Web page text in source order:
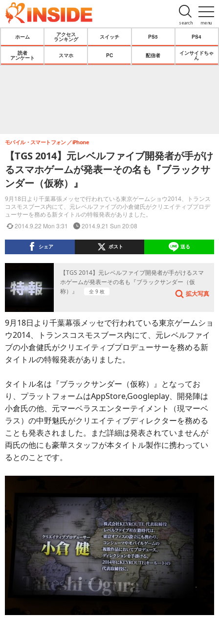
menu
search
ホーム
アクセス
ランキング
スイッチ PS5 PS4
読者
アンケート
スマホ PC 配信者
インサイドちゃ
ん
【TGS 2014】元レベルファイブ開発者が手がけ
るスマホゲームが発表ーその名も『ブラックサ
ンダー（仮称）』
9月18日より千葉幕張メッセで行われている東京ゲームショウ2014、トランス
コスモスブース内にて、元レベルファイブの小倉健氏がクリエイティブプロデ
ューサーを務める新タイトルの特報発表がありました。
モバイル・スマートフォン iPhone
2014.9.22 Mon 3:31 2014.9.21 Sun 20:08
シェア ポスト 送る
【TGS 2014】元レベルファイブ開発者が手がけるスマ
ホゲームが発表ーその名も『ブラックサンダー（仮
称）』
全 9 枚 拡大写真
9月18日より千葉幕張メッセで行われている東京ゲームショ
ウ2014、トランスコスモスブース内にて、元レベルファイ
ブの小倉健氏がクリエイティブプロデューサーを務める新
タイトルの特報発表がありました。
タイトル名は『ブラックサンダー（仮称）』となってお
り、プラットフォームはAppStore,Googleplay、開発陣は
小倉氏の他、元マーベラスエンターテイメント（現マーベ
ラス）の中野魅氏がクリエイティブディレクターを務める
ことも発表されました。まだ詳細は発表されていませんが
両氏の他にも豪華スタッフが本タイトル製作に携わってい
るとのことです。